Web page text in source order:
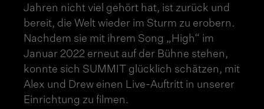
Jahren nicht viel gehört hat, ist zurück und
bereit, die Welt wieder im Sturm zu erobern.
Nachdem sie mit ihrem Song „High“ im
Januar 2022 erneut auf der Bühne stehen,
konnte sich SUMMIT glücklich schätzen, mit
Alex und Drew einen Live-Auftritt in unserer
Einrichtung zu filmen.